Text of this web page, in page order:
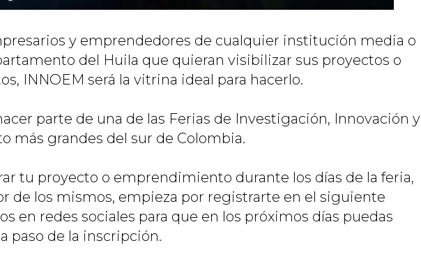
y emprendedores de cualquier institución media o
del Huila que quieran visibilizar sus proyectos o
INNOEM será la vitrina ideal para hacerlo.
parte de una de las Ferias de Investigación, Innovación y
más grandes del sur de Colombia.
tu proyecto o emprendimiento durante los días de la feria,
de los mismos, empieza por registrarte en el siguiente
en redes sociales para que en los próximos días puedas
paso de la inscripción.